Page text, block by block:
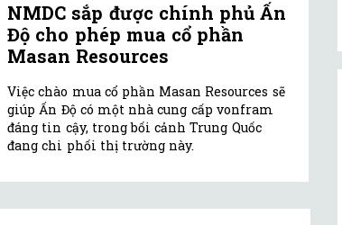
NMDC sắp được chính phủ Ấn
Độ cho phép mua cổ phần
Masan Resources
Việc chào mua cổ phần Masan Resources sẽ
giúp Ấn Độ có một nhà cung cấp vonfram
đáng tin cậy, trong bối cảnh Trung Quốc
đang chi phối thị trường này.